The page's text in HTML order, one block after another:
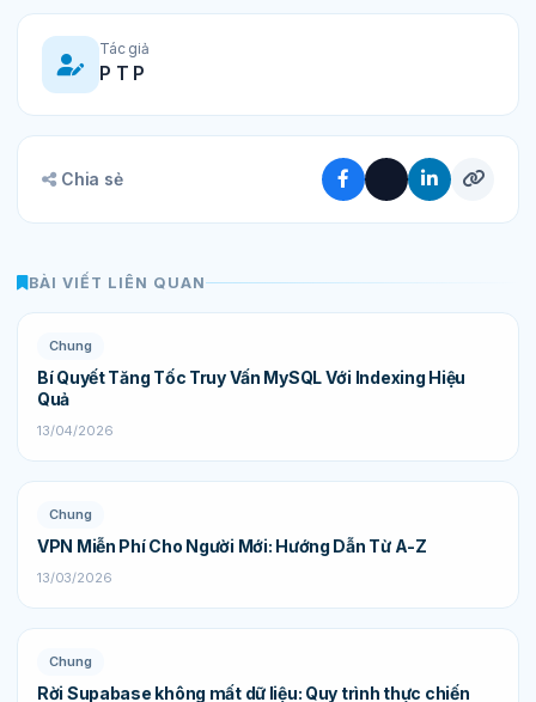
Tác giả
P T P
Chia sẻ
BÀI VIẾT LIÊN QUAN
Chung
Bí Quyết Tăng Tốc Truy Vấn MySQL Với Indexing Hiệu
Quả
13/04/2026
Chung
VPN Miễn Phí Cho Người Mới: Hướng Dẫn Từ A-Z
13/03/2026
Chung
Rời Supabase không mất dữ liệu: Quy trình thực chiến